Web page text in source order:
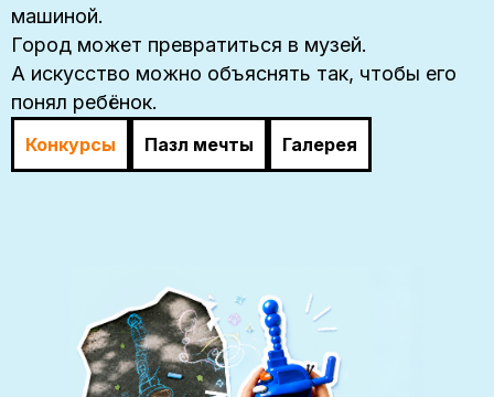
машиной.
Город может превратиться в музей.
А искусство можно объяснять так, чтобы его
понял ребёнок.
Конкурсы Пазл мечты Галерея